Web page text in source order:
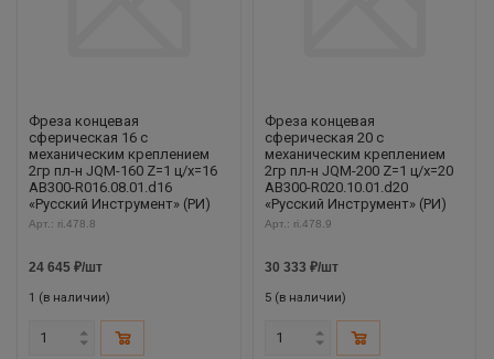
Фреза концевая
сферическая 16 с
механическим креплением
2гр пл-н JQM-160 Z=1 ц/х=16
AB300-R016.08.01.d16
«Русский Инструмент» (РИ)
Арт.: ri.478.8
24 645 ₽/шт
1 (в наличии)
Фреза концевая
сферическая 20 с
механическим креплением
2гр пл-н JQM-200 Z=1 ц/х=20
AB300-R020.10.01.d20
«Русский Инструмент» (РИ)
Арт.: ri.478.9
30 333 ₽/шт
5 (в наличии)